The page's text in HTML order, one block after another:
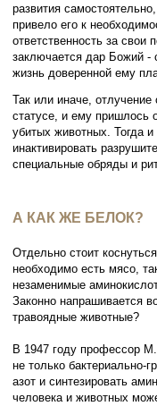
развития
привело его к
ответственность за свои
заключается дар Божий -
жизнь доверенной ему
Так или иначе,
статусе, и ему пришлось
убитых животных. Тогда
инактивировать
специальные обряды и
А КАК ЖЕ БЕЛОК?
Отдельно стоит
необходимо есть мясо,
незаменимые
Законно напрашивается
травоядные животные?
В 1947 году профессор
не только бактериально-
азот и синтезировать
человека и животных